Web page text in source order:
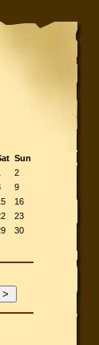
Sun
2
9
16
23
30